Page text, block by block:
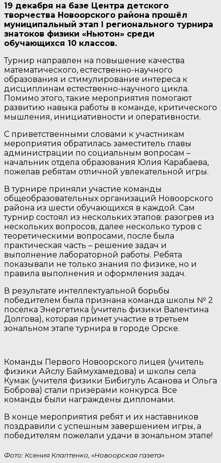
19 декабря на базе Центра детского
творчества Новоорского района прошёл
муниципальный этап I регионального турнира
знатоков физики «Ньютон» среди
обучающихся 10 классов.
Турнир направлен на повышение качества
математического, естественно-научного
образования и стимулирование интереса к
дисциплинам естественно-научного цикла.
Помимо этого, такие мероприятия помогают
развитию навыка работы в команде, критического
мышления, инициативности и оперативности.
С приветственными словами к участникам
мероприятия обратилась заместитель главы
администрации по социальным вопросам –
начальник отдела образования Юлия Карабаева,
пожелав ребятам отличной увлекательной игры.
В турнире приняли участие команды
общеобразовательных организаций Новоорского
района из шести обучающихся в каждой. Сам
турнир состоял из нескольких этапов: разогрев из
нескольких вопросов, далее несколько туров с
теоретическими вопросами, после была
практическая часть – решение задач и
выполнение лабораторной работы. Ребята
показывали не только знания по физике, но и
правила выполнения и оформления задач.
В результате интеллектуальной борьбы
победителем была признана команда школы № 2
посёлка Энергетика (учитель физики Валентина
Долгова), которая примет участие в третьем
зональном этапе турнира в городе Орске.
Команды Первого Новоорского лицея (учитель
физики Айслу Баймухамедова) и школы села
Кумак (учителя физики Бибигуль Асанова и Ольга
Боброва) стали призёрами конкурса. Все
команды были награждены дипломами.
В конце мероприятия ребят и их наставников
поздравили с успешным завершением игры, а
победителям пожелали удачи в зональном этапе!
Фото: Ксения Клаптенко, «Новоорская газета»